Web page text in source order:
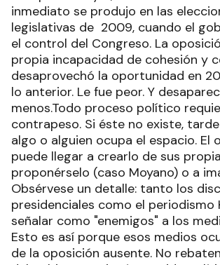
inmediato se produjo en las
legislativas de 2009, cuando el
el control del Congreso. La
propia incapacidad de cohesión y
desaprovechó la oportunidad en
lo anterior. Le fue peor. Y
menos.Todo proceso político
contrapeso. Si éste no existe,
algo o alguien ocupa el espacio. El
puede llegar a crearlo de sus
proponérselo (caso Moyano) o a
Obsérvese un detalle: tanto los
presidenciales como el periodismo
señalar como "enemigos" a los
Esto es así porque esos medios
de la oposición ausente. No